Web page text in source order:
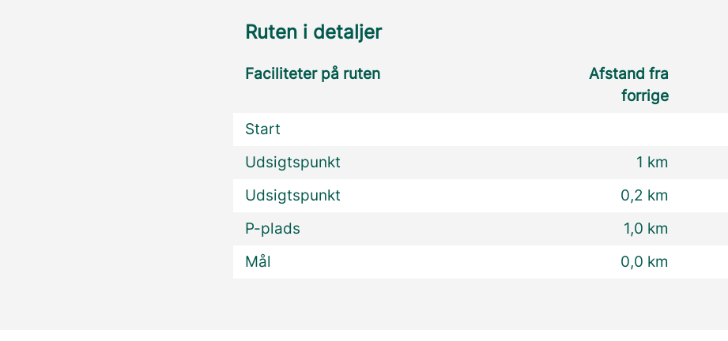
Ruten i detaljer
Faciliteter på ruten
Afstand fra
forrige
Start
Udsigtspunkt
1 km
Udsigtspunkt
0,2 km
P-plads
1,0 km
Mål
0,0 km